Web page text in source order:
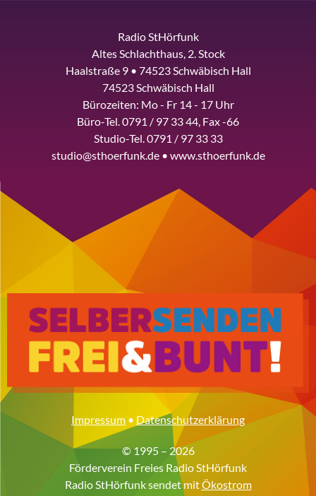
Radio StHörfunk
Altes Schlachthaus, 2. Stock
Haalstraße 9 • 74523 Schwäbisch Hall
74523 Schwäbisch Hall
Bürozeiten: Mo - Fr 14 - 17 Uhr
Büro-Tel. 0791 / 97 33 44, Fax -66
Studio-Tel. 0791 / 97 33 33
studio@sthoerfunk.de • www.sthoerfunk.de
Impressum • Datenschutzerklärung
© 1995 – 2026
Förderverein Freies Radio StHörfunk
Radio StHörfunk sendet mitÖkostrom